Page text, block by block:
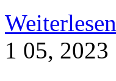
Weiterlesen
1 05, 2023